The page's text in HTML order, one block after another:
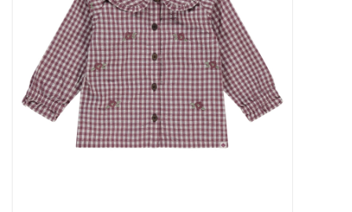
Speelgoed
Cadeaubonnen
Merken